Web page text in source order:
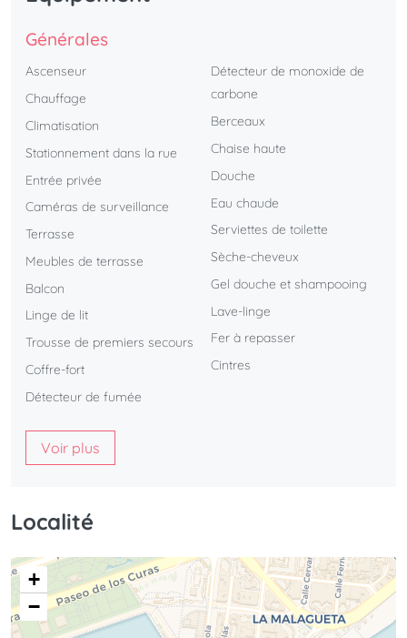
Générales
Ascenseur
Chauffage
Climatisation
Stationnement dans la rue
Entrée privée
Caméras de surveillance
Terrasse
Meubles de terrasse
Balcon
Linge de lit
Trousse de premiers secours
Coffre-fort
Détecteur de fumée
Détecteur de monoxide de
carbone
Berceaux
Chaise haute
Douche
Eau chaude
Serviettes de toilette
Sèche-cheveux
Gel douche et shampooing
Lave-linge
Fer à repasser
Cintres
Voir plus
Localité
+
−